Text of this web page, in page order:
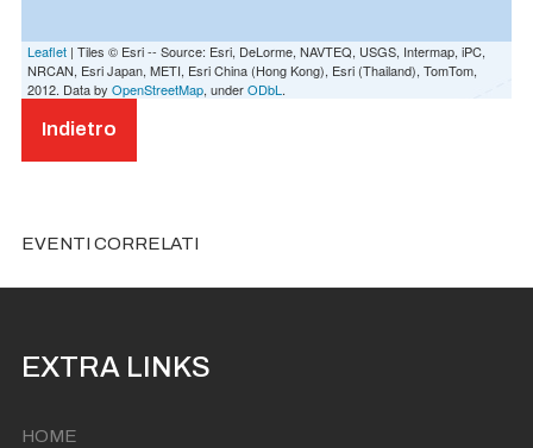
Leaflet | Tiles © Esri -- Source: Esri, DeLorme, NAVTEQ, USGS, Intermap, iPC,
NRCAN, Esri Japan, METI, Esri China (Hong Kong), Esri (Thailand), TomTom,
2012. Data by OpenStreetMap, underODbL .
Indietro
EVENTI CORRELATI
EXTRA LINKS
HOME